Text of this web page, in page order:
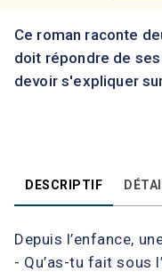
Ce roman raconte
doit répondre de
devoir s'expliquer
DESCRIPTIF
Depuis l’enfance,
- Qu’as-tu fait sous